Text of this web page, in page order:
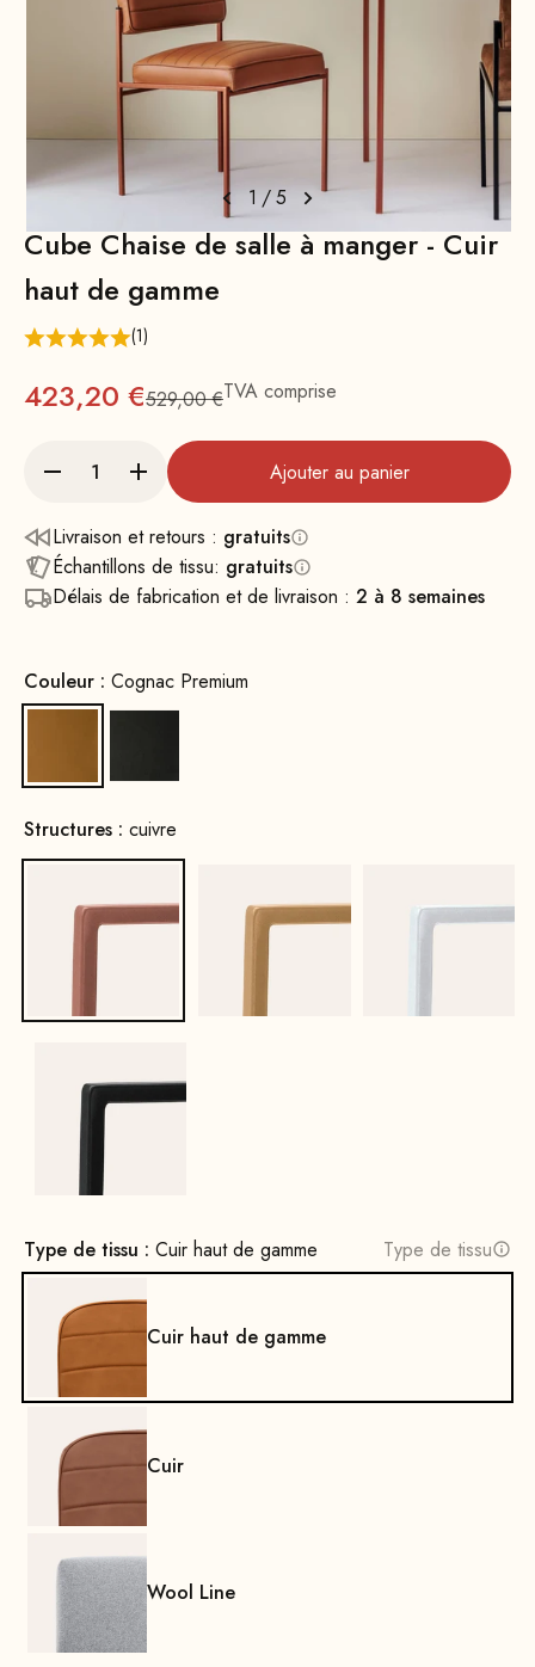
1 /5
Cube Chaise de salle à manger - Cuir
haut de gamme
(1)
Prix
423,20 €Prix normal
529,00 €TVA comprise
Ajouter au panier
Livraison et retours : gratuits
Échantillons de tissu: gratuits
Délais de fabrication et de livraison : 2 à 8 semaines
Couleur : Cognac Premium
Structures : cuivre
Type de tissu : Cuir haut de gamme Type de tissu
Cuir haut de gamme
Cuir
Wool Line